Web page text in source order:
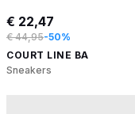
€ 22,47
€ 44,95-50%
COURT LINE BA
Sneakers